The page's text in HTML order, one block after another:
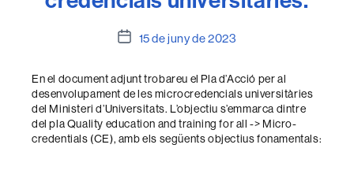
Data
l'entrada
15 de juny de 2023
En el document adjunt trobareu el Pla d’Acció per al
desenvolupament de les microcredencials universitàries
del Ministeri d’Universitats. L’objectiu s’emmarca dintre
del pla Quality education and training for all -> Micro-
credentials (CE), amb els següents objectius fonamentals: